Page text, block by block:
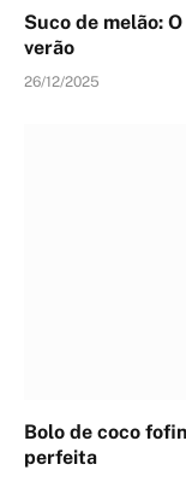
Suco de melão:
verão
26/12/2025
Bolo de coco
perfeita